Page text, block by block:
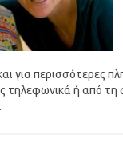
για περισσότερες
τηλεφωνικά ή από